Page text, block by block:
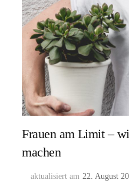
Frauen am Limit –
machen
aktualisiert am 22. August